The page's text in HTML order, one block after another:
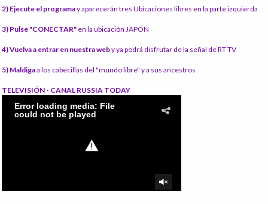
2) Ejecute el programay aparecerán tres Ubicaciones libres en la parte izquierda
3) Pulse "CONECTAR" en la ubicación JAPÓN
4) Vuelva a entrar en nuestra weby ya podrá disfrutar de la señal de RT TV
5) Maldigaa los cabecillas del "mundo libre" y a sus ancestros
TELEVISIÓN - CANAL RUSSIA TODAY